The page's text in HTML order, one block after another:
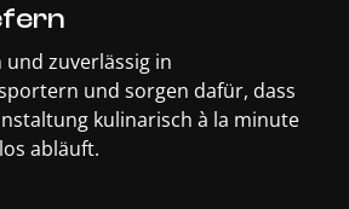
und zuverlässig in
und sorgen dafür, dass
kulinarisch à la minute
abläuft.